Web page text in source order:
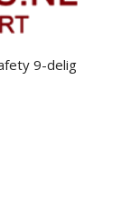
9-delig